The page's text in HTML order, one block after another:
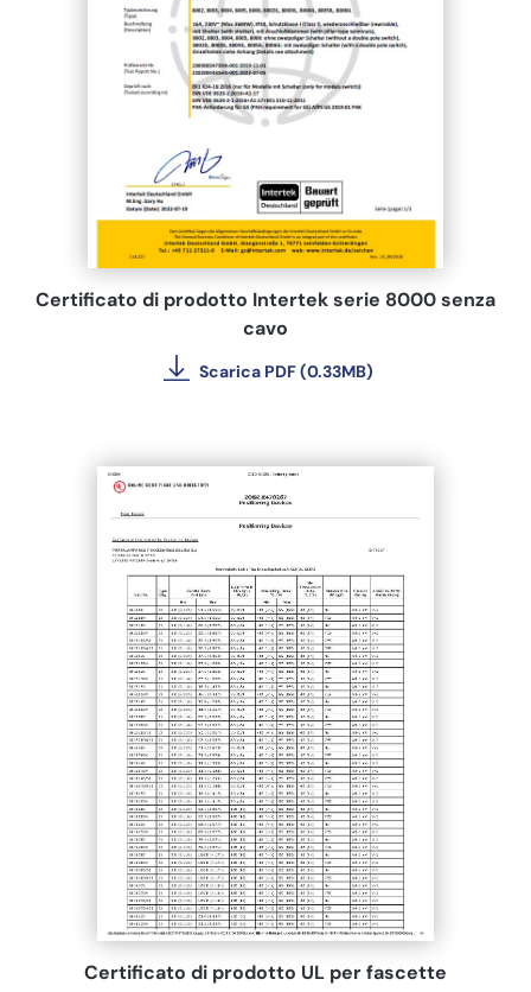
Certificato di prodotto Intertek serie 8000 senza
cavo
Scarica PDF (0.33MB)
Certificato di prodotto UL per fascette